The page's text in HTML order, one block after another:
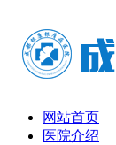
网站首页
医院介绍